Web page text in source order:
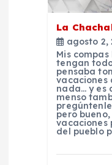
La
agosto 2,
Mis
tengan
pensaba
vacaciones
nada… y es
menso
pero
vacaciones
del pueblo